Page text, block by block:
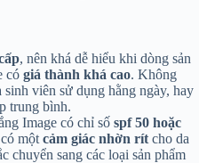
, nên khá dễ hiểu khi dòng sản
có giá thành khá cao. Không
viên sử dụng hằng ngày, hay
trung bình.
Image có chỉ số spf 50 hoặc
một cảm giác nhờn rít cho da
chuyển sang các loại sản phẩm